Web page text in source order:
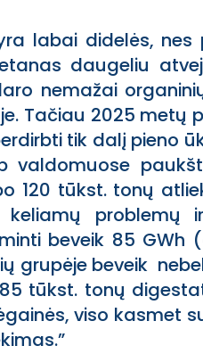
labai didelės,
daugeliu
nemažai
Tačiau 2025 metų
tik dalį pieno
120 tūkst. tonų
problemų
beveik 85 GWh
grupėje beveik
tūkst. tonų
viso kasmet